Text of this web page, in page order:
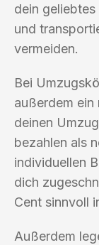
dein
und
vermeiden.
Bei
außerdem
deinen
bezahlen als
individuellen
dich
Cent sinnvoll
Außerdem